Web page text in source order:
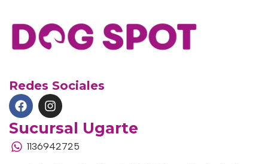
Redes Sociales
Sucursal Ugarte
1136942725